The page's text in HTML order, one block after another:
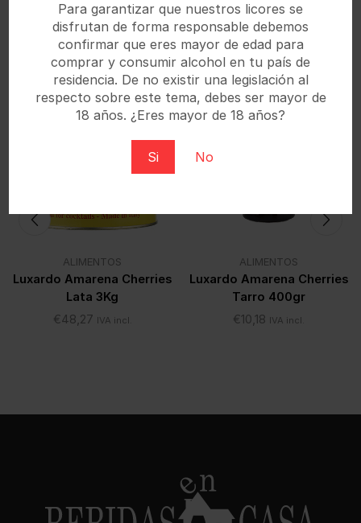
Para garantizar que nuestros licores se
disfrutan de forma responsable debemos
confirmar que eres mayor de edad para
comprar y consumir alcohol en tu país de
residencia. De no existir una legislación al
respecto sobre este tema, debes ser mayor de
18 años. ¿Eres mayor de 18 años?
Si No
Productos Relacionados
ALIMENTOS
Luxardo Amarena Cherries
Lata 3Kg
€48,27 IVA incl.
ALIMENTOS
Luxardo Amarena Cherries
Tarro 400gr
€10,18 IVA incl.